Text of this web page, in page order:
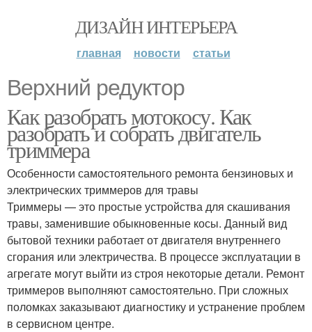
ДИЗАЙН ИНТЕРЬЕРА
главная новости статьи
Верхний редуктор
Как разобрать мотокосу. Как
разобрать и собрать двигатель
триммера
Особенности самостоятельного ремонта бензиновых и
электрических триммеров для травы
Триммеры — это простые устройства для скашивания
травы, заменившие обыкновенные косы. Данный вид
бытовой техники работает от двигателя внутреннего
сгорания или электричества. В процессе эксплуатации в
агрегате могут выйти из строя некоторые детали. Ремонт
триммеров выполняют самостоятельно. При сложных
поломках заказывают диагностику и устранение проблем
в сервисном центре.